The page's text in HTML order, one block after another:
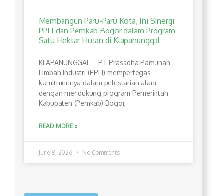
Membangun Paru-Paru Kota, Ini Sinergi
PPLI dan Pemkab Bogor dalam Program
Satu Hektar Hutan di Klapanunggal
​KLAPANUNGGAL – PT Prasadha Pamunah
Limbah Industri (PPLI) mempertegas
komitmennya dalam pelestarian alam
dengan mendukung program Pemerintah
Kabupaten (Pemkab) Bogor,
READ MORE »
June 8, 2026 No Comments